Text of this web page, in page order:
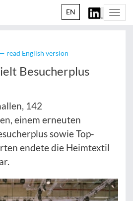
EN
— read English version
Besucherplus
142
einem erneuten
sowie Top-
endete die Heimtextil